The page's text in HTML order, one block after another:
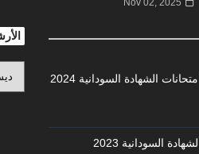
Nov 02, 2025
الشهادة السودانية 2024
السودانية 2023